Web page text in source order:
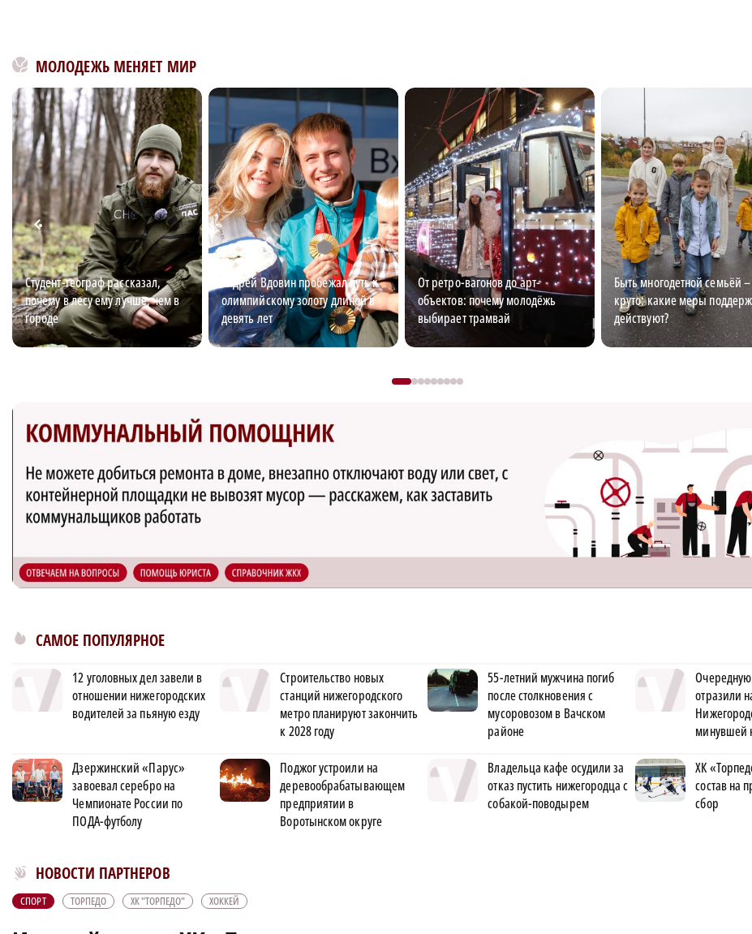
МОЛОДЕЖЬ МЕНЯЕТ МИР
Студент-географ рассказал,
почему в лесу ему лучше, чем в
городе
Андрей Вдовин пробежал путь к
олимпийскому золоту длиной в
девять лет
От ретро-вагонов до арт-
объектов: почему молодёжь
выбирает трамвай
Быть многодетной семьёй –
круто: какие меры
действуют?
САМОЕ ПОПУЛЯРНОЕ
12 уголовных дел завели в
отношении нижегородских
водителей за пьяную езду
Строительство новых
станций нижегородского
метро планируют закончить
к 2028 году
55-летний мужчина погиб
после столкновения с
мусоровозом в Вачском
районе
отразили
минувшей
Дзержинский «Парус»
завоевал серебро на
Чемпионате России по
ПОДА-футболу
Поджог устроили на
деревообрабатывающем
предприятии в
Воротынском округе
Владельца кафе осудили за
отказ пустить нижегородца с
собакой-поводырем
ХК
состав на
сбор
НОВОСТИ ПАРТНЕРОВ
Новости МирТесен
СПОРТ ТОРПЕДО ХК "ТОРПЕДО" ХОККЕЙ